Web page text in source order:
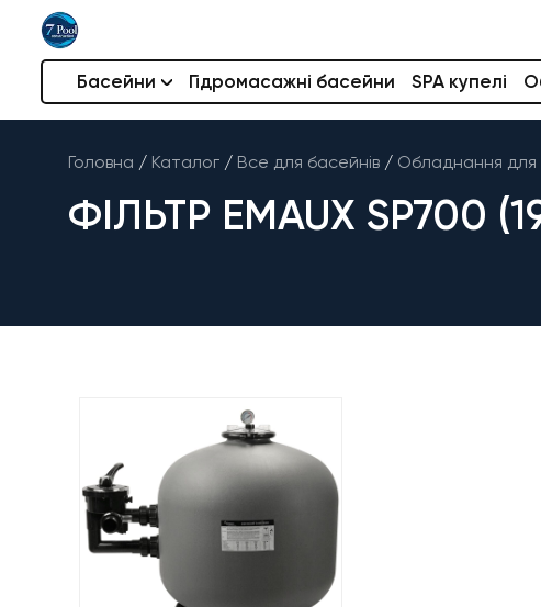
Басейни Гідромасажні басейни SPA купелі
Головна / Каталог / Все для басейнів / Обладнання для
ФІЛЬТР EMAUX SP700